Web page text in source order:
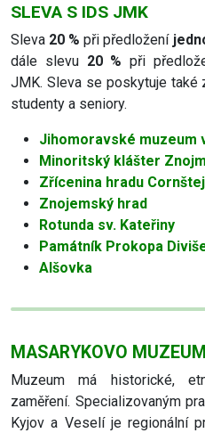
SLEVA S IDS JMK
Sleva 20 % při předložení
dále slevu 20 % při
JMK. Sleva se poskytuje také
studenty a seniory.
Jihomoravské muzeum
Minoritský klášter
Zřícenina hradu
Znojemský hrad
Rotunda sv. Kateřiny
Památník Prokopa
Alšovka
MASARYKOVO
Muzeum má historické,
zaměření. Specializovaným
Kyjov a Veselí je regionální